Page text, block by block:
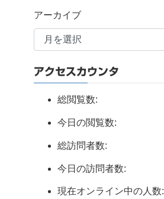
アーカイブ
アクセスカウンタ
総閲覧数:
今日の閲覧数:
総訪問者数:
今日の訪問者数:
現在オンライン中の人数: